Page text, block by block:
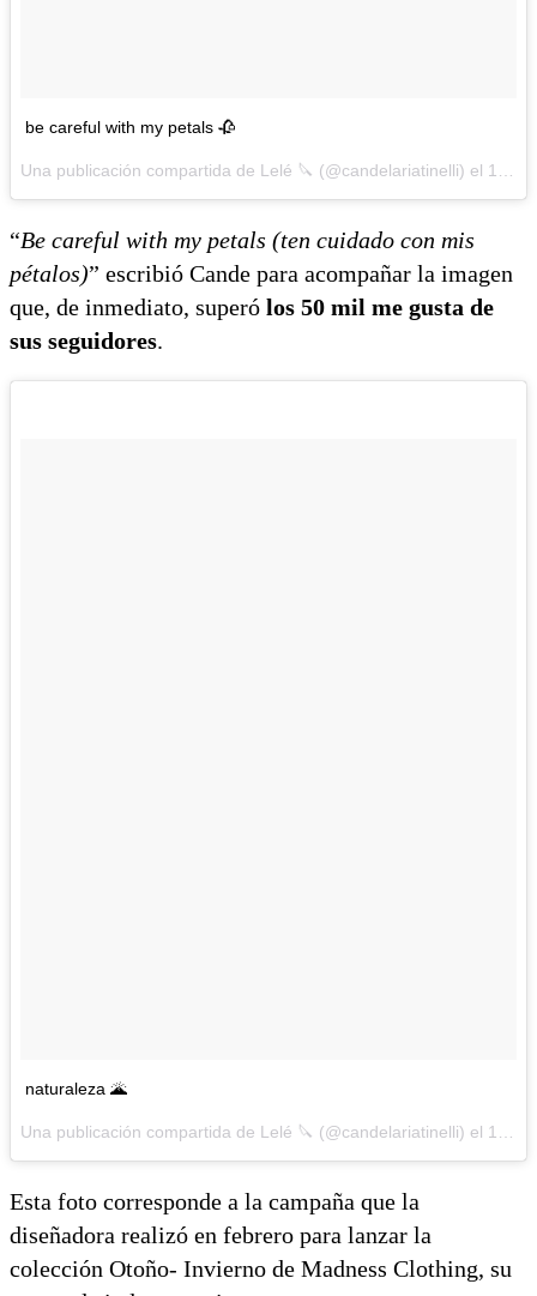
be careful with my petals 🥀
Una publicación compartida de Lelé 🔪 (@candelariatinelli) el 13 de May de 2017 a la(s) 3:54 PDT
“Be careful with my petals (ten cuidado con mis
pétalos)” escribió Cande para acompañar la imagen
que, de inmediato, superó los 50 mil me gusta de
sus seguidores.
naturaleza 🌋
Una publicación compartida de Lelé 🔪 (@candelariatinelli) el 17 de Abr de 2017 a la(s) 3:16 PDT
Esta foto corresponde a la campaña que la
diseñadora realizó en febrero para lanzar la
colección Otoño- Invierno de Madness Clothing, su